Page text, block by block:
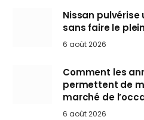
Nissan pulvérise
sans faire le
6 août 2026
Comment les
permettent de
marché de
6 août 2026